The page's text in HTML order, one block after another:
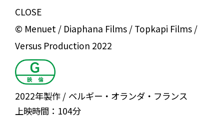
CLOSE
© Menuet / Diaphana Films / Topkapi Films /
Versus Production 2022
2022年製作
ベルギー・オランダ・フランス
上映時間： 104分